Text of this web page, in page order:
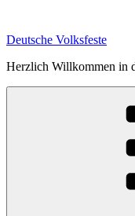
springen
Deutsche Volksfeste
Herzlich Willkommen in